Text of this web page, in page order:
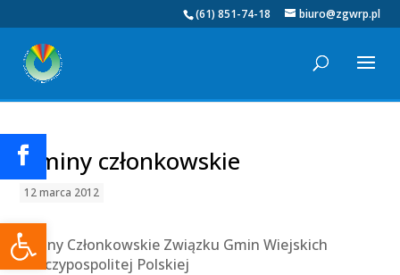
Otwórz pasek narzędzi
(61) 851-74-18 biuro@zgwrp.pl
Gminy członkowskie
12 marca 2012
Gminy Członkowskie Związku Gmin Wiejskich
Rzeczypospolitej Polskiej